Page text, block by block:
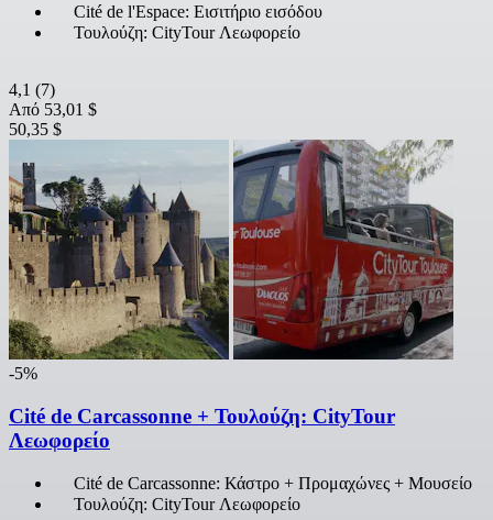
Cité de l'Espace: Εισιτήριο εισόδου
Τουλούζη: CityTour Λεωφορείο
4,1 (7)
Από 53,01 $
50,35 $
-5%
Cité de Carcassonne + Τουλούζη: CityTour
Λεωφορείο
Cité de Carcassonne: Κάστρο + Προμαχώνες + Μουσείο
Τουλούζη: CityTour Λεωφορείο